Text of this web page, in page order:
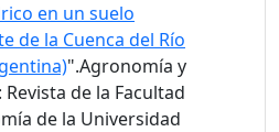
en un suelo
de la Cuenca del Río
".Agronomía y
de la Facultad
de la Universidad